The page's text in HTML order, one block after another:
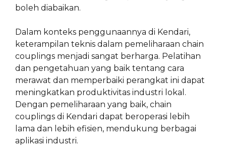
boleh diabaikan.
Dalam konteks penggunaannya di Kendari,
keterampilan teknis dalam pemeliharaan chain
couplings menjadi sangat berharga. Pelatihan
dan pengetahuan yang baik tentang cara
merawat dan memperbaiki perangkat ini dapat
meningkatkan produktivitas industri lokal.
Dengan pemeliharaan yang baik, chain
couplings di Kendari dapat beroperasi lebih
lama dan lebih efisien, mendukung berbagai
aplikasi industri.